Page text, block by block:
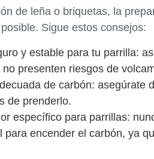
de leña o briquetas, la
Sigue estos consejos:
y estable para tu parrilla:
presenten riesgos de
de carbón: asegúrate
de prenderlo.
específico para parrillas:
para encender el carbón, ya